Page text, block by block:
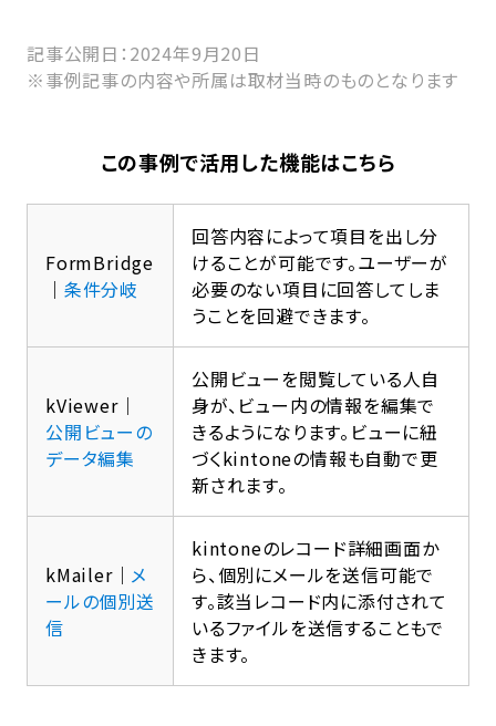
記事公開日：2024年9月20日
※事例記事の内容や所属は取材当時のものとなります
この事例で活用した機能はこちら
FormBridge
｜ 条件分岐
回答内容によって項目を出し分
けることが可能です。ユーザーが
必要のない項目に回答してしま
うことを回避できます。
kViewer｜
公開ビューの
データ編集
公開ビューを閲覧している人自
身が、ビュー内の情報を編集で
きるようになります。ビューに紐
づくkintoneの情報も自動で更
新されます。
kMailer｜ メ
ールの個別送
信
kintoneのレコード詳細画面か
ら、個別にメールを送信可能で
す。該当レコード内に添付されて
いるファイルを送信することもで
きます。